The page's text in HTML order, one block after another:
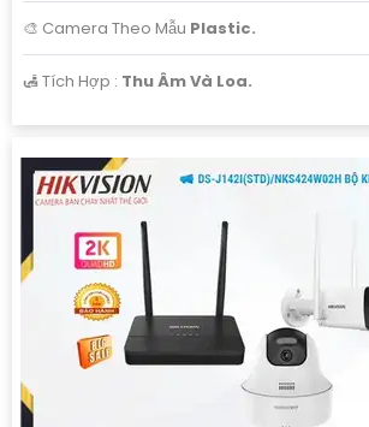
🎨 Camera Theo Mẫu Plastic.
️🛃 Tích Hợp : Thu Âm Và Loa.